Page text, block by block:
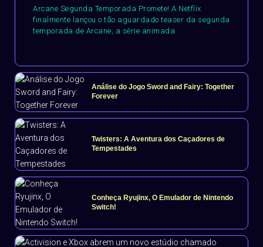
Arcane Segunda Temporada Promete! A Netflix
finalmente lançou o tão aguardado teaser da segunda
temporada de Arcane, a série animada
Análise do Jogo Sword and Fairy: Together
Forever
Twisters: A Aventura dos Caçadores de
Tempestades
Conheça Ryujinx, O Emulador de Nintendo
Switch!